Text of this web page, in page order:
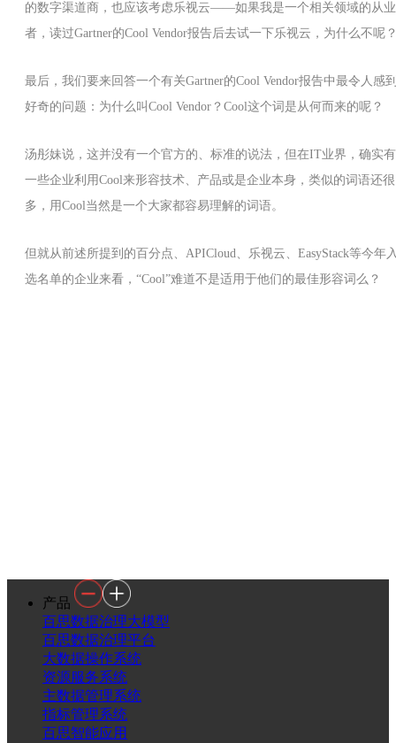
的数字渠道商，也应该考虑乐视云——如果我是一个相关领域的从业
者，读过Gartner的Cool Vendor报告后去试一下乐视云，为什么不呢
最后，我们要来回答一个有关Gartner的Cool Vendor报告中最令人感
好奇的问题：为什么叫Cool Vendor？Cool这个词是从何而来的呢？
汤彤妹说，这并没有一个官方的、标准的说法，但在IT业界，确实有
一些企业利用Cool来形容技术、产品或是企业本身，类似的词语还很
多，用Cool当然是一个大家都容易理解的词语。
但就从前述所提到的百分点、APICloud、乐视云、EasyStack等今年
选名单的企业来看，“Cool”难道不是适用于他们的最佳形容词么？
产品
百思数据治理大模型
百思数据治理平台
大数据操作系统
资源服务系统
主数据管理系统
指标管理系统
百思智能应用